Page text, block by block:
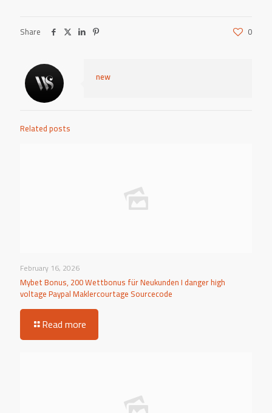
Share 0
new
Related posts
February 16, 2026
Mybet Bonus, 200 Wettbonus für Neukunden I danger high
voltage Paypal Maklercourtage Sourcecode
Read more